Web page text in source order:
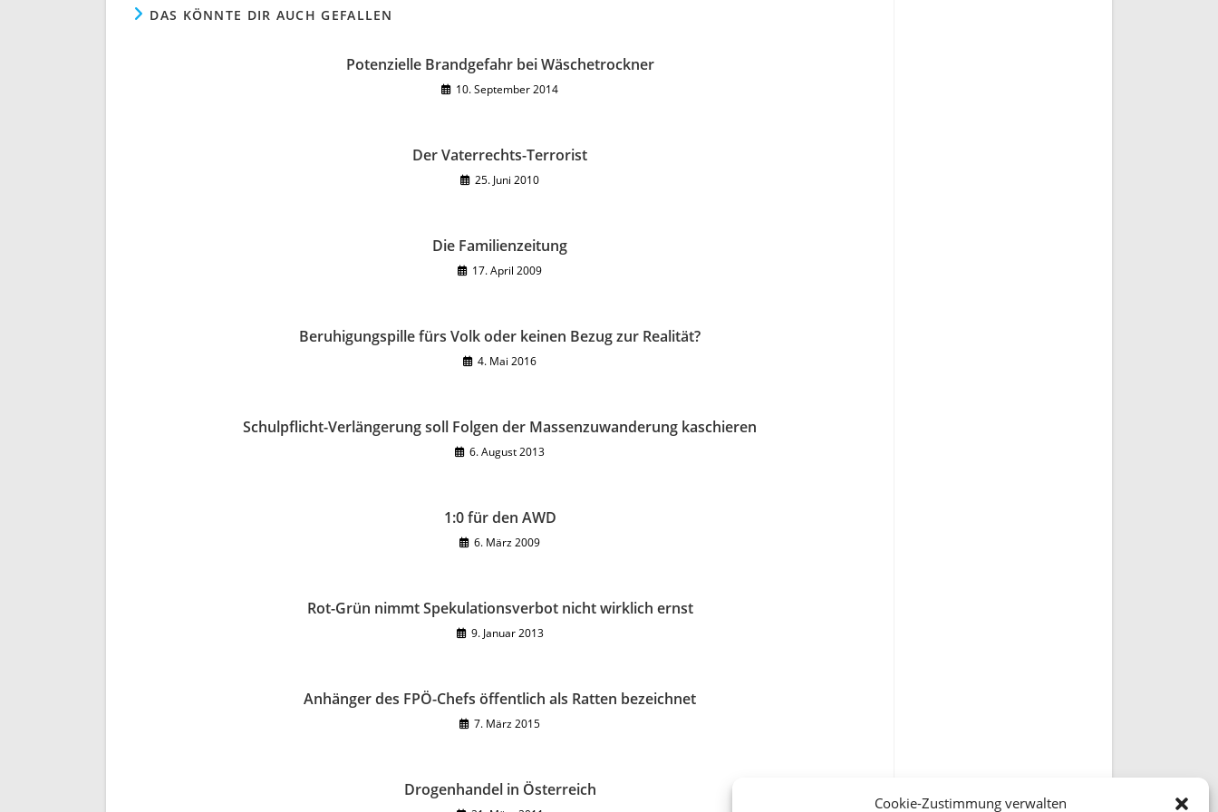
Cookie-Zustimmung verwalten
DAS KÖNNTE DIR AUCH GEFALLEN
Potenzielle Brandgefahr bei Wäschetrockner
10. September 2014
Der Vaterrechts-Terrorist
25. Juni 2010
Die Familienzeitung
17. April 2009
Beruhigungspille fürs Volk oder keinen Bezug zur Realität?
4. Mai 2016
Schulpflicht-Verlängerung soll Folgen der Massenzuwanderung kaschieren
6. August 2013
1:0 für den AWD
6. März 2009
Rot-Grün nimmt Spekulationsverbot nicht wirklich ernst
9. Januar 2013
Anhänger des FPÖ-Chefs öffentlich als Ratten bezeichnet
7. März 2015
Drogenhandel in Österreich